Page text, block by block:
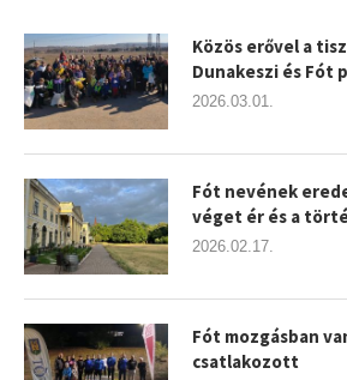
Közös erővel a
Dunakeszi és Fót
2026.03.01.
Fót nevének
véget ér és a
2026.02.17.
Fót mozgásban
csatlakozott